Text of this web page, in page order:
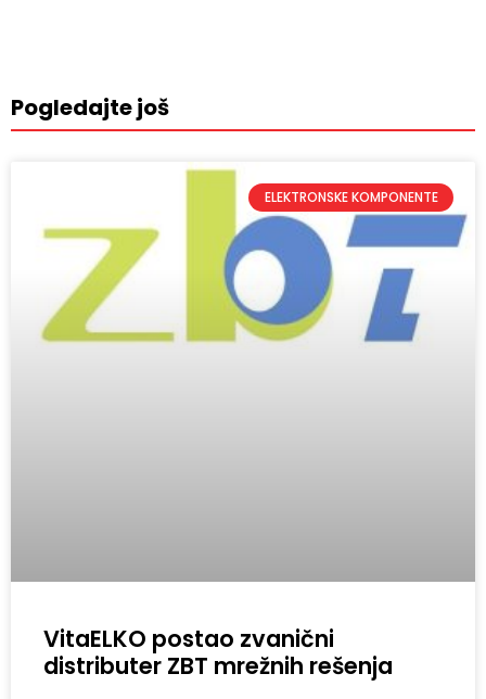
Pogledajte još
ELEKTRONSKE KOMPONENTE
VitaELKO postao zvanični
distributer ZBT mrežnih rešenja